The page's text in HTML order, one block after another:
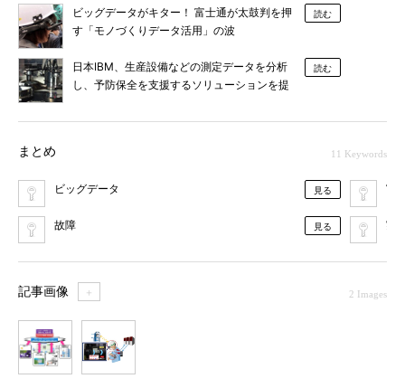
ビッグデータがキター！ 富士通が太鼓判を押
す「モノづくりデータ活用」の波
読む
日本IBM、生産設備などの測定データを分析
し、予防保全を支援するソリューションを提
読む
まとめ 11 Keywords
ビッグデータ 見る
故障 見る
富
実
記事画像 ＋ 2 Images